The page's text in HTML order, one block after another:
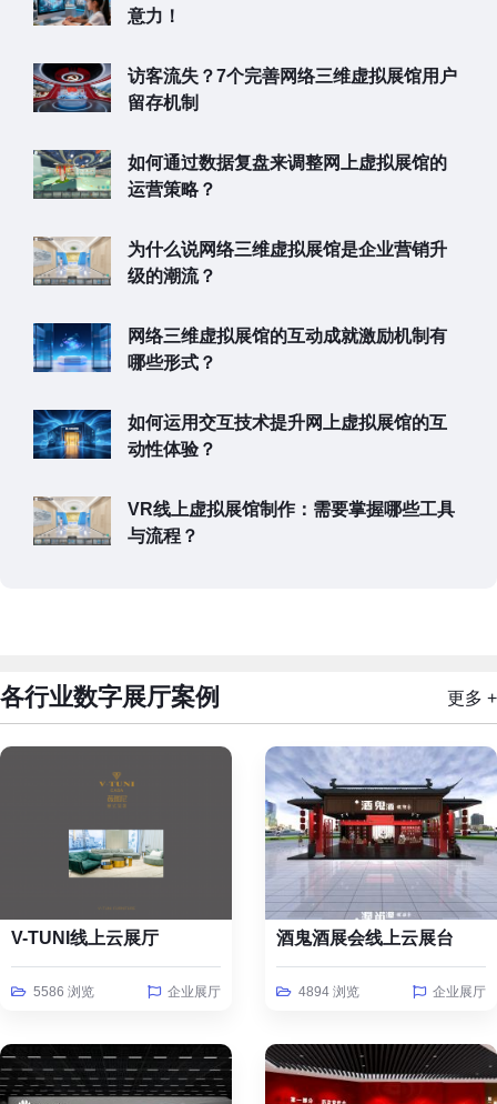
意力！
访客流失？7个完善网络三维虚拟展馆用户
留存机制
如何通过数据复盘来调整网上虚拟展馆的
运营策略？
为什么说网络三维虚拟展馆是企业营销升
级的潮流？
网络三维虚拟展馆的互动成就激励机制有
哪些形式？
如何运用交互技术提升网上虚拟展馆的互
动性体验？
VR线上虚拟展馆制作：需要掌握哪些工具
与流程？
各行业数字展厅案例 更多 +
V-TUNI线上云展厅
5586 浏览 企业展厅
酒鬼酒展会线上云展台
4894 浏览 企业展厅